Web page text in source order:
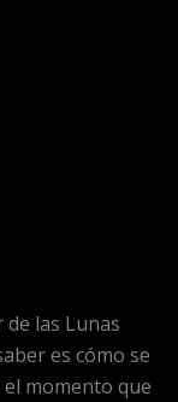
las Lunas
es cómo se
momento que